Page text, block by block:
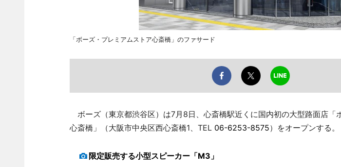
「ボーズ・プレミアムストア心斎橋」のファサード
ボーズ（東京都渋谷区）は7月8日、心斎橋駅近くに国内初の大型路面店「
心斎橋」（大阪市中央区西心斎橋1、TEL 06-6253-8575）をオープンする。
限定販売する小型スピーカー「M3」